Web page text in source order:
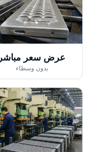
عرض سعر مباشر
بدون وسطاء